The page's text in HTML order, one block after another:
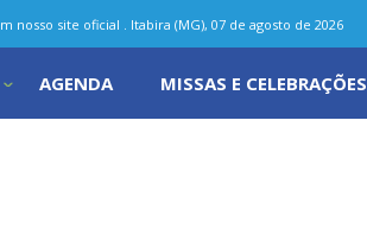
nosso site oficial . Itabira (MG), 07 de agosto de 2026
AGENDA MISSAS E CELEBRAÇÕES